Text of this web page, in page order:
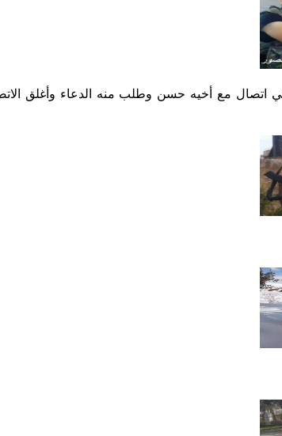
منطقة حوش عرب أجرى النقيب علي اتصال مع أخيه حسن وطلب منه